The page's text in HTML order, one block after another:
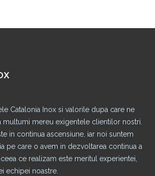
Catalonia Inox si valorile dupa care ne
multumi mereu exigentele clientilor nostri.
in continua ascensiune, iar noi suntem
pe care o avem in dezvoltarea continua a
ce realizam este meritul experientei,
echipei noastre.